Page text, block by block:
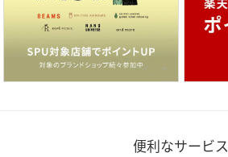
便利なサービス